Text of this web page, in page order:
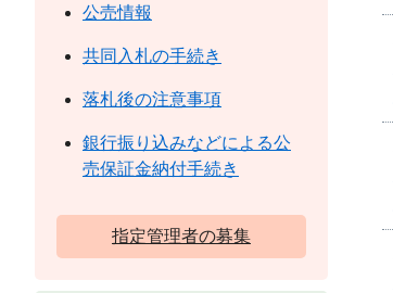
公売情報
共同入札の手続き
落札後の注意事項
銀行振り込みなどによる公
売保証金納付手続き
指定管理者の募集